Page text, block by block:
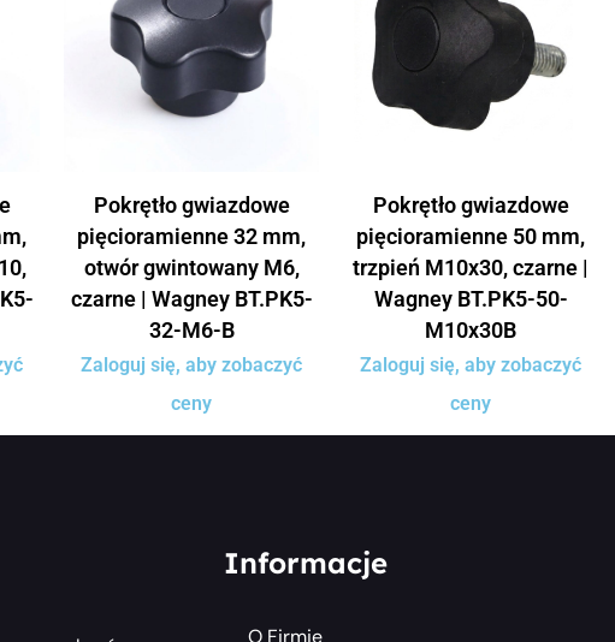
Pokrętło gwiazdowe
pięcioramienne 32 mm,
otwór gwintowany M6,
czarne | Wagney BT.PK5-
32-M6-B
Zaloguj się, aby zobaczyć
ceny
Pokrętło gwiazdowe
pięcioramienne 50 mm,
trzpień M10x30, czarne |
Wagney BT.PK5-50-
M10x30B
Zaloguj się, aby zobaczyć
ceny
Informacje